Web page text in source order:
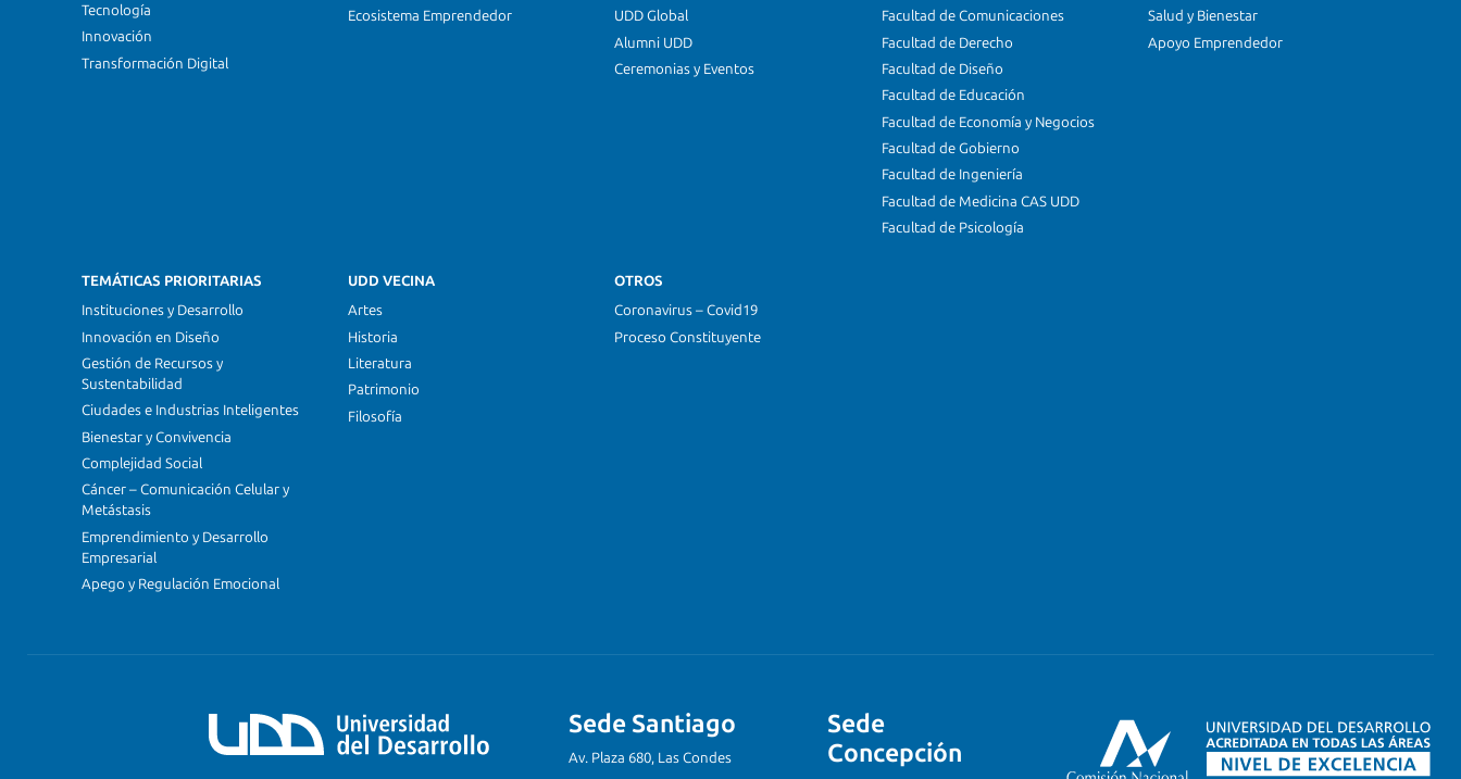
Tecnología
Innovación
Transformación Digital
Ecosistema Emprendedor
UDD Global
Alumni UDD
Ceremonias y Eventos
Facultad de Comunicaciones
Facultad de Derecho
Facultad de Diseño
Facultad de Educación
Facultad de Economía y Negocios
Facultad de Gobierno
Facultad de Ingeniería
Facultad de Medicina CAS UDD
Facultad de Psicología
Salud y Bienestar
Apoyo Emprendedor
TEMÁTICAS PRIORITARIAS
Instituciones y Desarrollo
Innovación en Diseño
Gestión de Recursos y
Sustentabilidad
Ciudades e Industrias Inteligentes
Bienestar y Convivencia
Complejidad Social
Cáncer – Comunicación Celular y
Metástasis
Emprendimiento y Desarrollo
Empresarial
Apego y Regulación Emocional
UDD VECINA
Artes
Historia
Literatura
Patrimonio
Filosofía
OTROS
Coronavirus – Covid19
Proceso Constituyente
Sede Santiago
Av. Plaza 680, Las Condes
Sede
Concepción